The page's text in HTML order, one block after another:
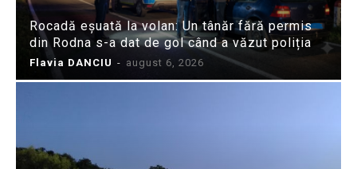
Rocadă eșuată la volan: Un tânăr fără permis
din Rodna s-a dat de gol când a văzut poliția
Flavia DANCIU - august 6, 2026